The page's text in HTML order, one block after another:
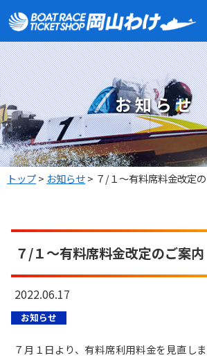
お知らせ
トップ> お知らせ> ７/１～有料席料金改定
７/１～有料席料金改定のご案内
2022.06.17
お知らせ
７月１日より、有料席利用料金を見直しま